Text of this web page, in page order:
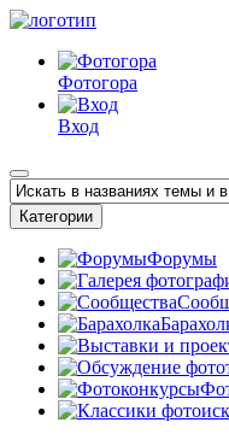
Фотогора
Вход
Категории
Форумы